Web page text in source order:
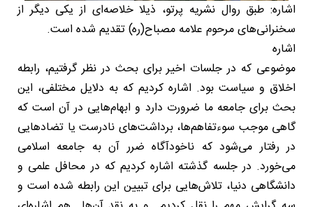
اشاره: طبق روال نشریه پرتو، ذیلا خلاصه‌ای از یکی دیگر از
سخنرانی‌های مرحوم علامه مصباح(ره) تقدیم شده است.
اشاره
موضوعی که در جلسات اخیر برای بحث در نظر گرفتیم، رابطه
اخلاق و سیاست بود. اشاره کردیم که به دلایل مختلفی، این
بحث برای جامعه ما ضرورت دارد و ابهام‌هایی در آن است که
گاهی موجب سوءتفاهم‌ها، برداشت‌های نادرست یا تضادهایی
در رفتار می‌شود که ناخودآگاه ضرر آن به جامعه اسلامی
می‌خورد. در جلسه گذشته اشاره کردیم که در محافل علمی و
دانشگاهی دنیا، تلاش‌هایی برای تبیین این رابطه شده است و